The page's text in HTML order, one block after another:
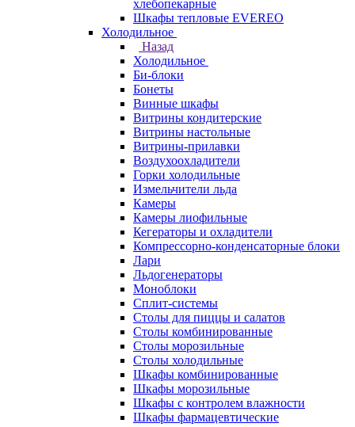
хлебопекарные
Шкафы тепловые EVEREO
Холодильное
Назад
Холодильное
Би-блоки
Бонеты
Винные шкафы
Витрины кондитерские
Витрины настольные
Витрины-прилавки
Воздухоохладители
Горки холодильные
Измельчители льда
Камеры
Камеры лиофильные
Кегераторы и охладители
Компрессорно-конденсаторные блоки
Лари
Льдогенераторы
Моноблоки
Сплит-системы
Столы для пиццы и салатов
Столы комбинированные
Столы морозильные
Столы холодильные
Шкафы комбинированные
Шкафы морозильные
Шкафы с контролем влажности
Шкафы фармацевтические